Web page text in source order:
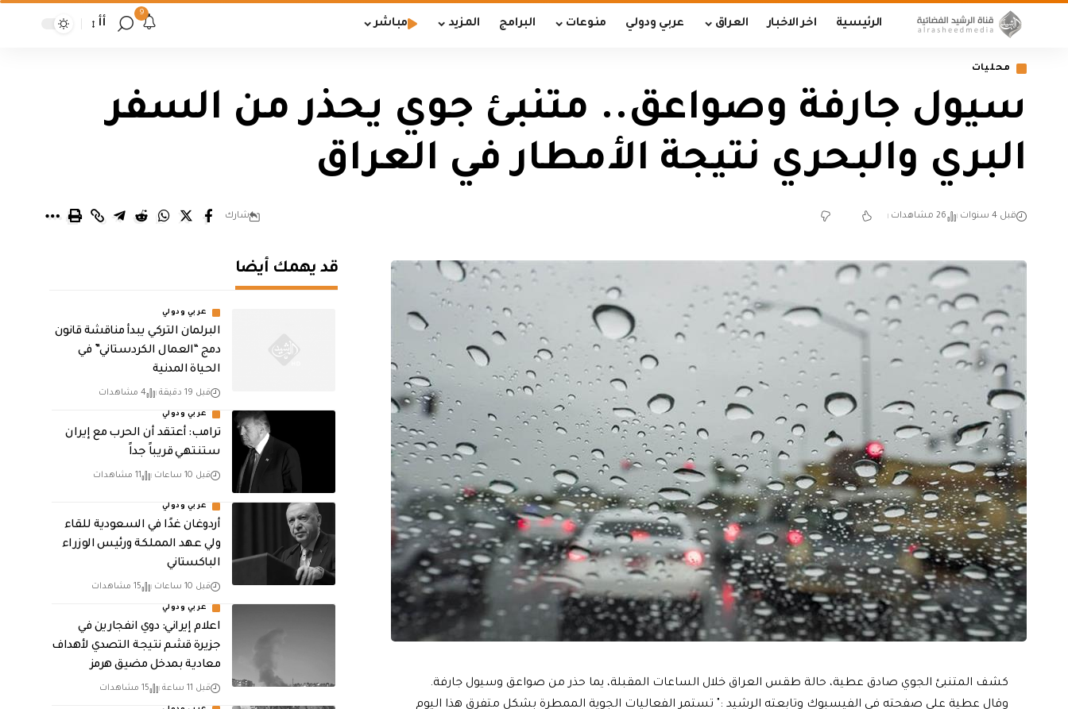
الرئيسية اخر الاخبار العراق عربي ودولي منوعات البرامج المزيد مباشر
9
أأ
محليات
سيول جارفة وصواعق.. متنبئ جوي يحذر من السفر
البري والبحري نتيجة الأمطار في العراق
قبل 4 سنوات 26 مشاهدات شارك
كشف المتنبئ الجوي صادق عطية، حالة طقس العراق خلال الساعات المقبلة، يما حذر من صواعق وسيول جارفة.
وقال عطية على صفحته في الفيسبوك وتابعته الرشيد :" تستمر الفعاليات الجوية الممطرة بشكل متفرق هذا اليوم
قد يهمك أيضا
عربي ودولي
البرلمان التركي يبدأ مناقشة قانون
دمج “العمال الكردستاني” في
الحياة المدنية
قبل 19 دقيقة 4 مشاهدات
عربي ودولي
‏ترامب: أعتقد أن الحرب مع إيران
ستنتهي قريباً جداً
قبل 10 ساعات 11 مشاهدات
عربي ودولي
أردوغان غدًا في السعودية للقاء
ولي عهد المملكة ورئيس الوزراء
الباكستاني
قبل 10 ساعات 15 مشاهدات
عربي ودولي
اعلام إيراني: دوي انفجارين في
جزيرة قشم نتيجة التصدي لأهداف
معادية بمدخل مضيق هرمز
قبل 11 ساعة 15 مشاهدات